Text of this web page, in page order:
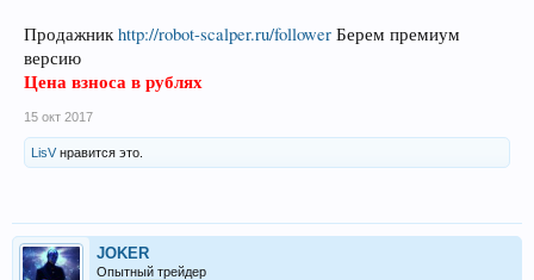
Продажникhttp://robot-scalper.ru/follower Берем премиум
версию
Цена взноса в рублях
15 окт 2017
LisV нравится это.
JOKER
Опытный трейдер